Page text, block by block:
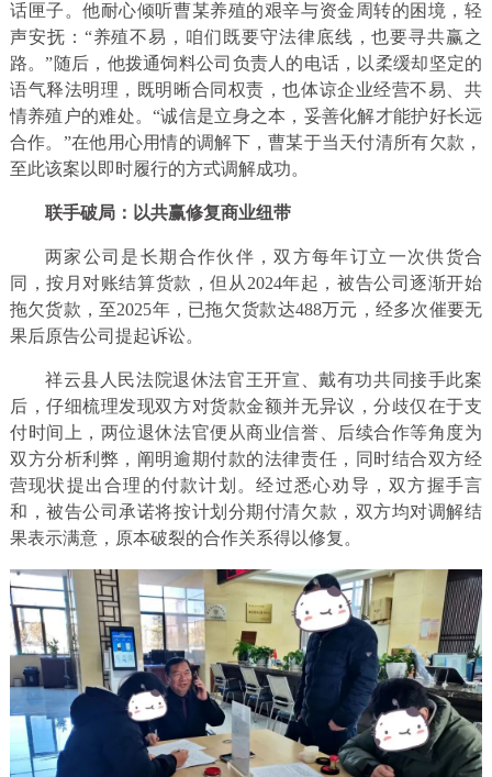
话匣子。他耐心倾听曹某养殖的艰辛与资金周转的困境，轻
声安抚：“养殖不易，咱们既要守法律底线，也要寻共赢之
路。”随后，他拨通饲料公司负责人的电话，以柔缓却坚定的
语气释法明理，既明晰合同权责，也体谅企业经营不易、共
情养殖户的难处。“诚信是立身之本，妥善化解才能护好长远
合作。”在他用心用情的调解下，曹某于当天付清所有欠款，
至此该案以即时履行的方式调解成功。
联手破局：以共赢修复商业纽带
两家公司是长期合作伙伴，双方每年订立一次供货合
同，按月对账结算货款，但从2024年起，被告公司逐渐开始
拖欠货款，至2025年，已拖欠货款达488万元，经多次催要无
果后原告公司提起诉讼。
祥云县人民法院退休法官王开宣、戴有功共同接手此案
后，仔细梳理发现双方对货款金额并无异议，分歧仅在于支
付时间上，两位退休法官便从商业信誉、后续合作等角度为
双方分析利弊，阐明逾期付款的法律责任，同时结合双方经
营现状提出合理的付款计划。经过悉心劝导，双方握手言
和，被告公司承诺将按计划分期付清欠款，双方均对调解结
果表示满意，原本破裂的合作关系得以修复。